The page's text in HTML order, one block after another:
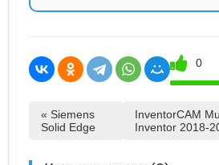
0
« Siemens
Solid Edge
InventorCAM
Inventor 2018-